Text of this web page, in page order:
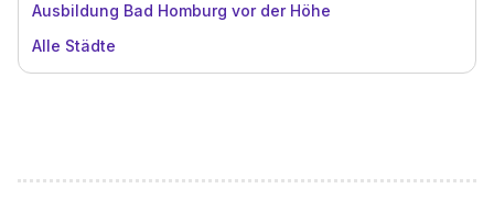
Ausbildung Bad Homburg vor der Höhe
Alle Städte